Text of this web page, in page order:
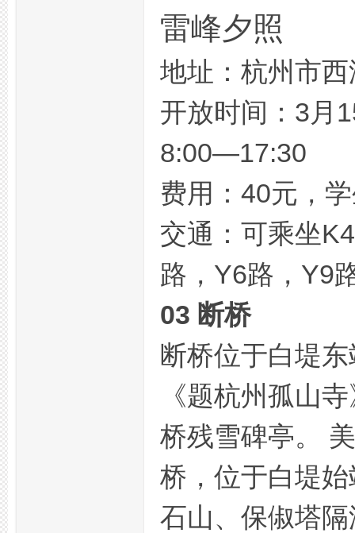
雷峰夕照
地址：杭州市
开放时间：3月
8:00—17:30
费用：40元，
交通：可乘坐
路，Y6路，Y9
03 断桥
断桥位于白堤
《题杭州孤山
桥残雪碑亭。
桥，位于白堤
石山、保俶塔